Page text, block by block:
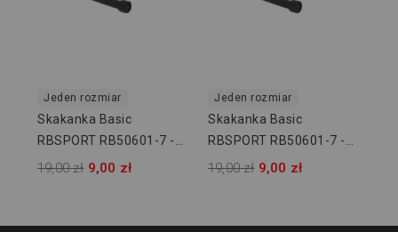
Jeden rozmiar
Skakanka Basic
RBSPORT RB50601-7 -
2,14 M - Niebieska
19,00 zł 9,00 zł
Jeden rozmiar
Skakanka Basic
RBSPORT RB50601-7 -
2,14 M - Fioletowa
19,00 zł 9,00 zł